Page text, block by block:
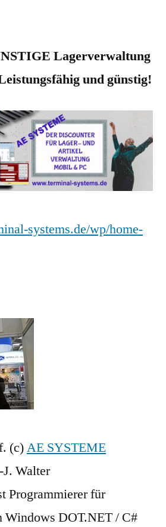
Lagerverwaltung
und günstig!
systems.de/wp/home-
(c)AE SYSTEME
Walter
Programmierer für
Windows DOT.NET / C#